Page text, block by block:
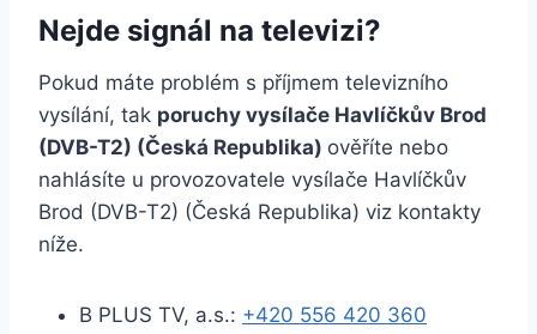
Nejde signál na televizi?
Pokud máte problém s příjmem televizního
vysílání, tak poruchy vysílače Havlíčkův Brod
(DVB-T2) (Česká Republika) ověříte nebo
nahlásíte u provozovatele vysílače Havlíčkův
Brod (DVB-T2) (Česká Republika) viz kontakty
níže.
B PLUS TV, a.s.: +420 556 420 360